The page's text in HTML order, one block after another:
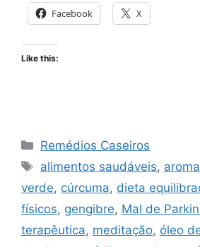
Facebook X
Like this:
Categories
Remédios Caseiros
Tags
alimentos saudáveis,
verde, cúrcuma, dieta
físicos, gengibre, Mal de
terapêutica, meditação, óleo